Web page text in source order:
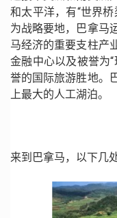
和太平洋，有“世界
为战略要地，巴拿马
马经济的重要支柱产
金融中心以及被誉为
誉的国际旅游胜地。
上最大的人工湖泊。
来到巴拿马，以下几